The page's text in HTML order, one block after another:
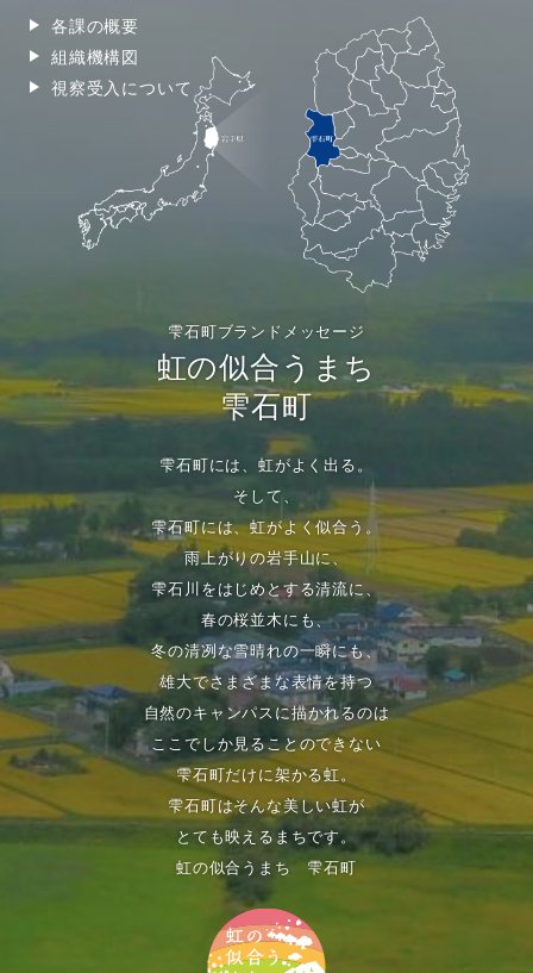
各課の概要
組織機構図
視察受入について
雫石町ブランドメッセージ
虹の似合うまち
雫石町
雫石町には、虹がよく出る。
そして、
雫石町には、虹がよく似合う。
雨上がりの岩手山に、
雫石川をはじめとする清流に、
春の桜並木にも、
冬の清冽な雪晴れの一瞬にも、
雄大でさまざまな表情を持つ
自然のキャンパスに描かれるのは
ここでしか見ることのできない
雫石町だけに架かる虹。
雫石町はそんな美しい虹が
とても映えるまちです。
虹の似合うまち 雫石町